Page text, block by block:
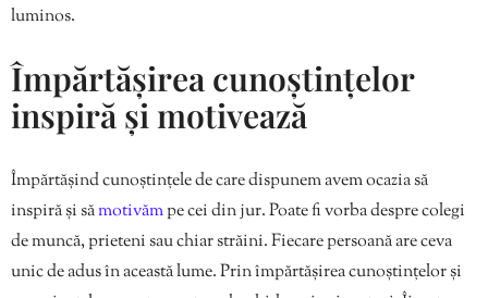
luminos.
Împărtășirea cunoștințelor
inspiră și motivează
Împărtășind cunoștințele de care dispunem avem ocazia să
inspiră și sămotivămpe cei din jur. Poate fi vorba despre colegi
de muncă, prieteni sau chiar străini. Fiecare persoană are ceva
unic de adus în această lume. Prin împărtășirea cunoștințelor și